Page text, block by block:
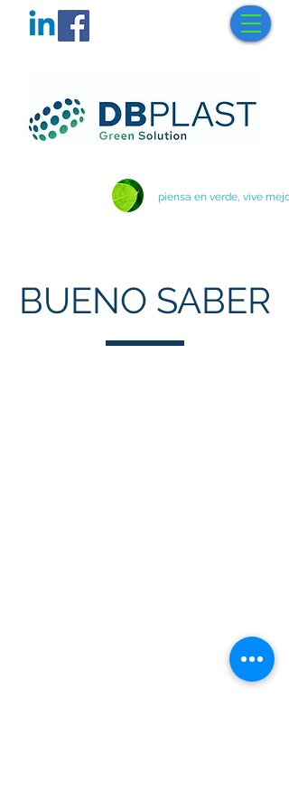
piensa en verde, vive mejor
BUENO SABER